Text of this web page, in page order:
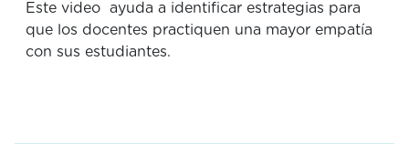
Este video ayuda a identificar estrategias para
que los docentes practiquen una mayor empatía
con sus estudiantes.